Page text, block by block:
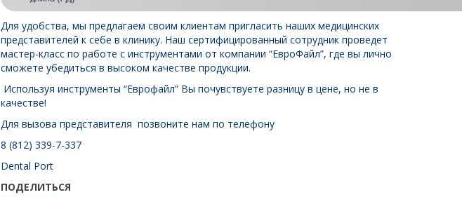
Для удобства, мы предлагаем своим клиентам пригласить наших медицинских
представителей к себе в клинику. Наш сертифицированный сотрудник проведет
мастер-класс по работе с инструментами от компании “ЕвроФайл”, где вы лично
сможете убедиться в высоком качестве продукции.
Используя инструменты “Еврофайл” Вы почувствуете разницу в цене, но не в
качестве!
Для вызова представителя позвоните нам по телефону
8 (812) 339-7-337
Dental Port
ПОДЕЛИТЬСЯ